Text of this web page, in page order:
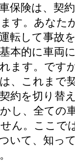
保険は、契
す。あなた
転して事故
本的に車両
ます。です
、これまで
約を切り替
し、全ての
ん。ここで
いて、知っ